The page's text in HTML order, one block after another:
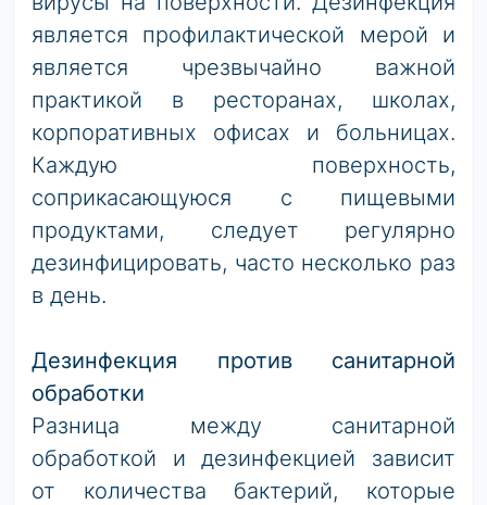
является профилактической мерой и
является чрезвычайно важной
практикой в ​​ресторанах, школах,
корпоративных офисах и больницах.
Каждую поверхность,
соприкасающуюся с пищевыми
продуктами, следует регулярно
дезинфицировать, часто несколько раз
в день.
Дезинфекция против санитарной
обработки
Разница между санитарной
обработкой и дезинфекцией зависит
от количества бактерий, которые